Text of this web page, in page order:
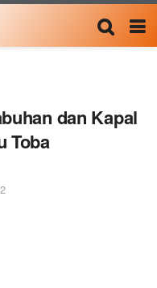
dan Kapal
Toba